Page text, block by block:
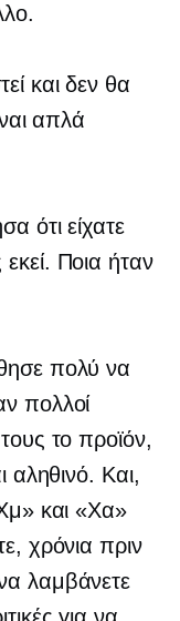
και δεν θα
απλά
ότι είχατε
Ποια ήταν
πολύ να
πολλοί
το προϊόν,
αληθινό. Και,
και «Χα»
χρόνια πριν
λαμβάνετε